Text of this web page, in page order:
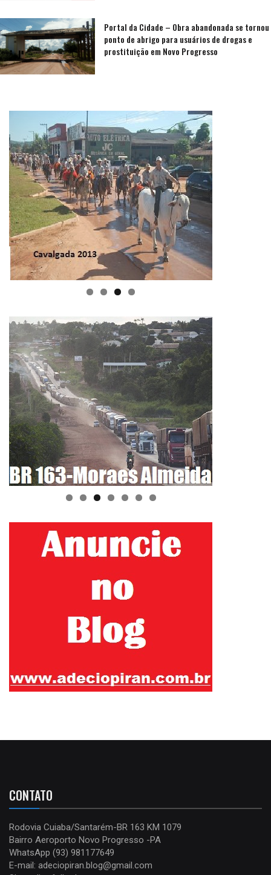
Portal da Cidade – Obra abandonada se tornou
ponto de abrigo para usuários de drogas e
prostituição em Novo Progresso
CONTATO
Rodovia Cuiaba/Santarém-BR 163 KM 1079
Bairro Aeroporto Novo Progresso -PA
WhatsApp (93) 981177649
E-mail: adeciopiran.blog@gmail.com